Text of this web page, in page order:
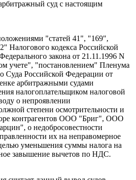
суд с настоящим
"статей 41", "169",
Налогового кодекса Российской
закона от 21.11.1996 N
учете", "постановлением" Пленума
Суда Российской Федерации от
арбитражными судами
налогоплательщиком налоговой
о непроявлении
степени осмотрительности и
контрагентов ООО "Бриг", ООО
о недобросовестности
их на неправомерное
уменьшения суммы налога на
завышение вычетов по НДС.